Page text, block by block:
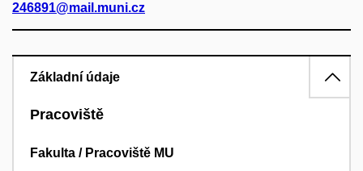
246891@mail.muni.cz
Základní údaje
Pracoviště
Fakulta / Pracoviště MU